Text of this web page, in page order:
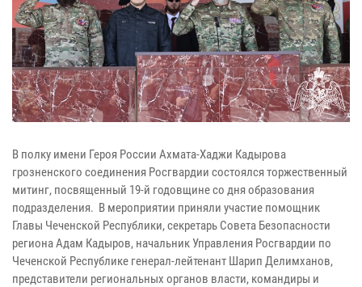
В полку имени Героя России Ахмата-Хаджи Кадырова
грозненского соединения Росгвардии состоялся торжественный
митинг, посвященный 19-й годовщине со дня образования
подразделения. В мероприятии приняли участие помощник
Главы Чеченской Республики, секретарь Совета Безопасности
региона Адам Кадыров, начальник Управления Росгвардии по
Чеченской Республике генерал-лейтенант Шарип Делимханов,
представители региональных органов власти, командиры и